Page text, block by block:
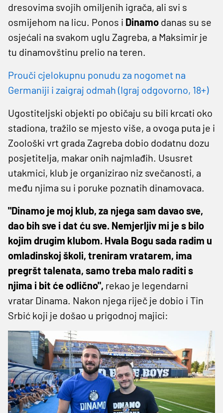
dresovima svojih omiljenih igrača, ali svi s
osmijehom na licu. Ponos i Dinamo danas su se
osjećali na svakom uglu Zagreba, a Maksimir je
tu dinamovštinu prelio na teren.
Prouči cjelokupnu ponudu za nogomet na
Germaniji i zaigraj odmah (Igraj odgovorno, 18+)
Ugostiteljski objekti po običaju su bili krcati oko
stadiona, tražilo se mjesto više, a ovoga puta je i
Zoološki vrt grada Zagreba dobio dodatnu dozu
posjetitelja, makar onih najmlađih. Ususret
utakmici, klub je organizirao niz svečanosti, a
među njima su i poruke poznatih dinamovaca.
"Dinamo je moj klub, za njega sam davao sve,
dao bih sve i dat ću sve. Nemjerljiv mi je s bilo
kojim drugim klubom. Hvala Bogu sada radim u
omladinskoj školi, treniram vratarem, ima
pregršt talenata, samo treba malo raditi s
njima i bit će odlično", rekao je legendarni
vratar Dinama. Nakon njega riječ je dobio i Tin
Srbić koji je došao u prigodnoj majici: